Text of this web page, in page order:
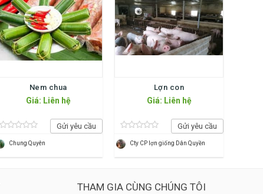
Nem chua
Giá: Liên hệ
Gửi yêu cầu
Chung Quyên
Lợn con
Giá: Liên hệ
Gửi yêu cầu
Cty CP lợn giống Dân Quyền
THAM GIA CÙNG CHÚNG TÔI